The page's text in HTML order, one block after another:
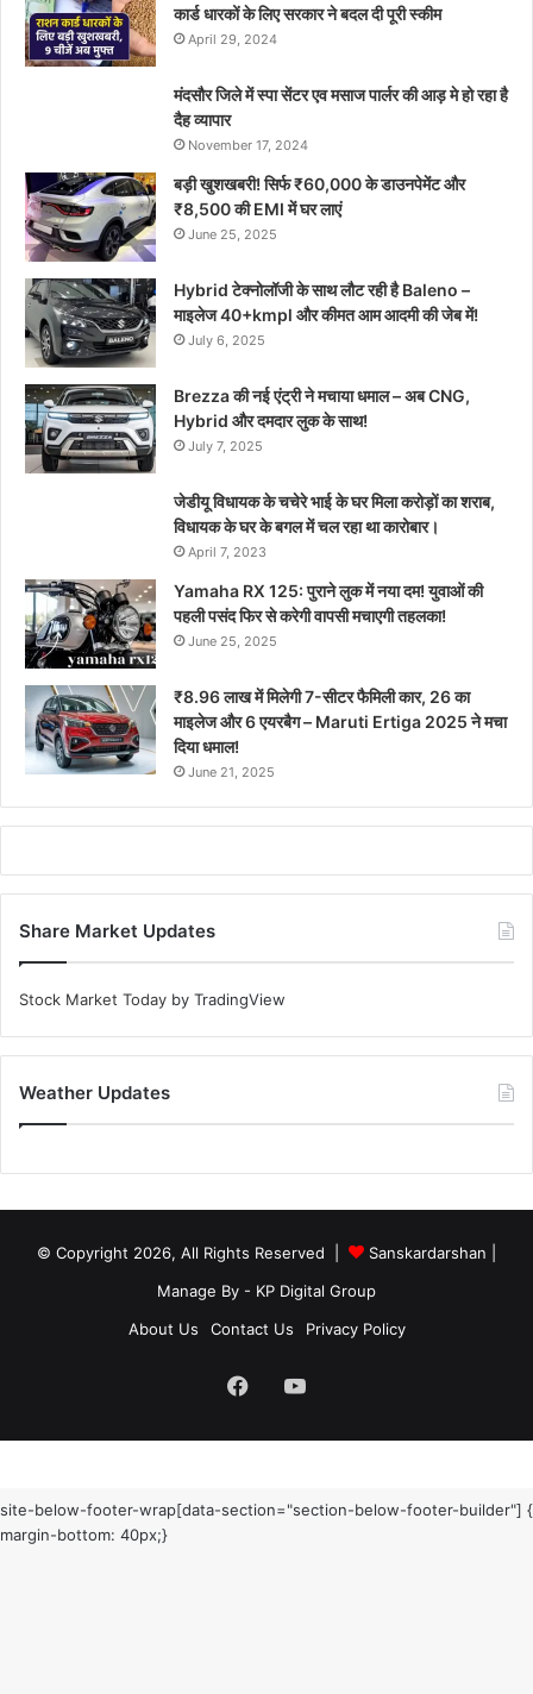
कार्ड धारकों के लिए सरकार ने बदल दी पूरी स्कीम
April 29, 2024
मंदसौर जिले में स्पा सेंटर एव मसाज पार्लर की आड़ मे हो रहा है
दैह व्यापार
November 17, 2024
बड़ी खुशखबरी! सिर्फ ₹60,000 के डाउनपेमेंट और
₹8,500 की EMI में घर लाएं
June 25, 2025
Hybrid टेक्नोलॉजी के साथ लौट रही है Baleno –
माइलेज 40+kmpl और कीमत आम आदमी की जेब में!
July 6, 2025
Brezza की नई एंट्री ने मचाया धमाल – अब CNG,
Hybrid और दमदार लुक के साथ!
July 7, 2025
जेडीयू विधायक के चचेरे भाई के घर मिला करोड़ों का शराब,
विधायक के घर के बगल में चल रहा था कारोबार।
April 7, 2023
Yamaha RX 125: पुराने लुक में नया दम! युवाओं की
पहली पसंद फिर से करेगी वापसी मचाएगी तहलका!
June 25, 2025
₹8.96 लाख में मिलेगी 7-सीटर फैमिली कार, 26 का
माइलेज और 6 एयरबैग – Maruti Ertiga 2025 ने मचा
दिया धमाल!
June 21, 2025
Share Market Updates
Stock Market Today by TradingView
Weather Updates
© Copyright 2026, All Rights Reserved | Sanskardarshan
Manage By - KP Digital Group
About Us
Contact Us Privacy Policy
FacebookYouTube
site-below-footer-wrap[data-section="section-below-footer-builder"] {
margin-bottom: 40px;}